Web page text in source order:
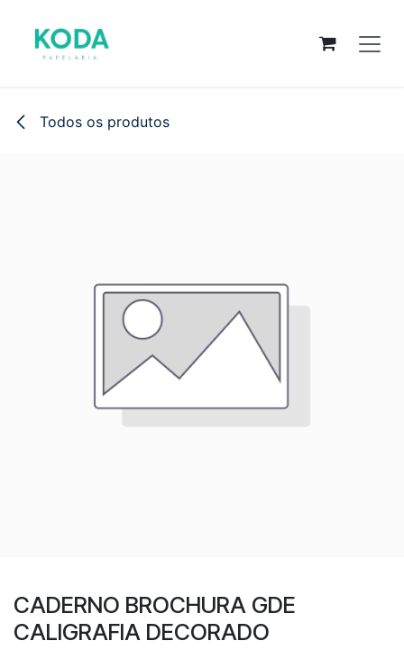
Todos os produtos
CADERNO BROCHURA GDE
CALIGRAFIA DECORADO